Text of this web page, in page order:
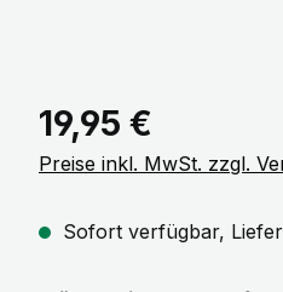
Regulärer Preis:
19,95 €
Preise inkl. MwSt. zzgl.
Sofort verfügbar,